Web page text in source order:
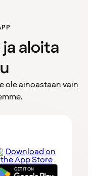
aloita
ole ainoastaan vain